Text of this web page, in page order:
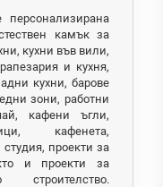
персонализирана
камък за
кухни във вили,
и кухня,
кухни, барове
зони, работни
кафени ъгли,
кафенета,
проекти за
и проекти за
строителство.